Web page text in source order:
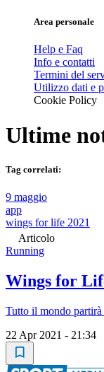
Area personale
Help e Faq
Info e contatti
Termini del
Utilizzo dati e
Cookie Policy
Ultime
Tag correlati:
9 maggio
app
wings for life 2021
Articolo
Running
Wings for
Tutto il mondo partirà
22 Apr 2021 - 21:34